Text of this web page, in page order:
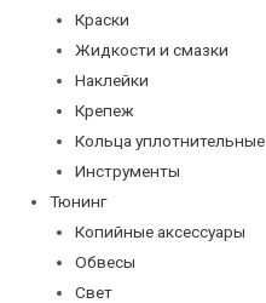
Краски
Жидкости и смазки
Наклейки
Крепеж
Кольца уплотнительные
Инструменты
Тюнинг
Копийные аксессуары
Обвесы
Свет